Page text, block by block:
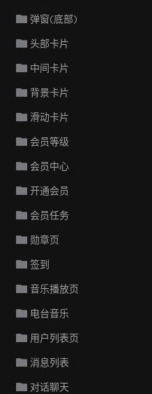
弹窗(底部)
头部卡片
中间卡片
背景卡片
滑动卡片
会员等级
会员中心
开通会员
会员任务
勋章页
签到
音乐播放页
电台音乐
用户列表页
消息列表
对话聊天